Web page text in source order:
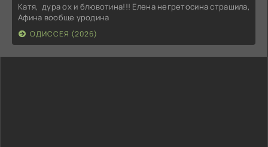
Катя, дура ох и блювотина!!! Елена негретосина страшила,
Афина вообще уродина
ОДИССЕЯ (2026)